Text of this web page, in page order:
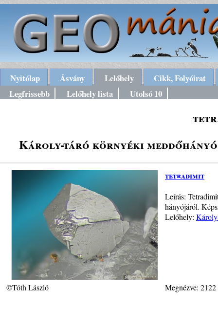
Nyitólap Ásvány Lelőhely
Cikk, Folyóirat
Legfrissebb
Lelőhely lista Utolsó 10
Károly-táró környéki
tetradimit
Leírás:
hányójáról.
Lelőhely:
©Tóth László Megnézve: